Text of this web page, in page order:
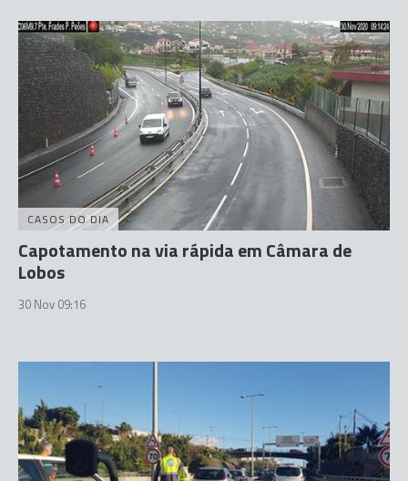
CASOS DO DIA
Capotamento na via rápida em Câmara de
Lobos
30 Nov 09:16